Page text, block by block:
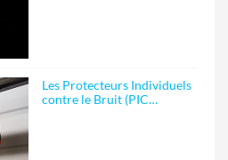
Les Protecteurs Individuels
contre le Bruit (PIC…